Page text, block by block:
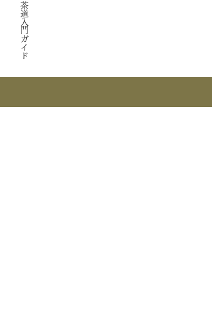
茶道入門ガイド